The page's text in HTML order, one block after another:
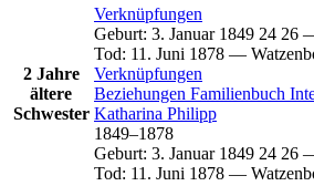
2 Jahre
ältere
Schwester
Verknüpfungen
Geburt: 3. Januar 1849 24 26
Tod: 11. Juni 1878 —
Verknüpfungen
Beziehungen Familienbuch
Katharina Philipp
1849–1878
Geburt: 3. Januar 1849 24 26
Tod: 11. Juni 1878 —